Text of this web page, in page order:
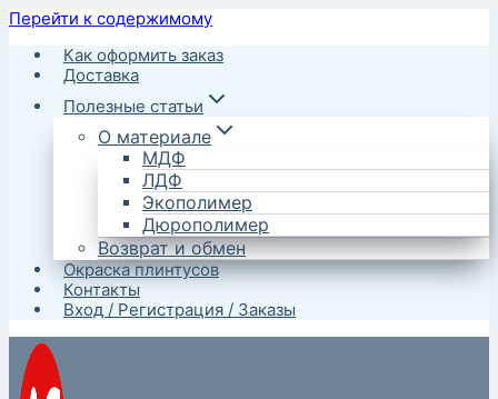
Перейти к содержимому
Как оформить заказ
Доставка
Полезные статьи
О материале
МДФ
ЛДФ
Экополимер
Дюрополимер
Возврат и обмен
Окраска плинтусов
Контакты
Вход / Регистрация / Заказы